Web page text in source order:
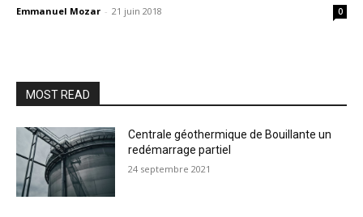
Emmanuel Mozar - 21 juin 2018 0
MOST READ
Centrale géothermique de Bouillante un
redémarrage partiel
24 septembre 2021